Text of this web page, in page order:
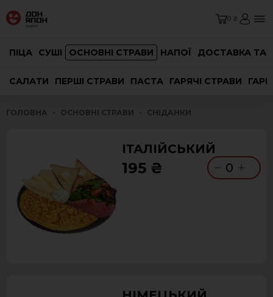
0 ₴
ПІЦА СУШІ ОСНОВНІ СТРАВИ НАПОЇ ДОСТАВКА ТА
САЛАТИ ПЕРШІ СТРАВИ ПАСТА ГАРЯЧІ СТРАВИ
ГОЛОВНА ОСНОВНІ СТРАВИ СНІДАНКИ
ІТАЛІЙСЬКИЙ
195 ₴ 0